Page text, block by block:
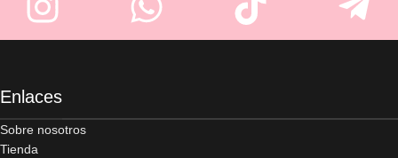
Enlaces
Sobre nosotros
Tienda